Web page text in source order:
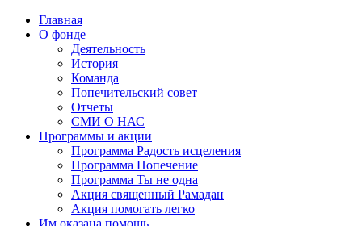
Главная
О фонде
Деятельность
История
Команда
Попечительский совет
Отчеты
СМИ О НАС
Программы и акции
Программа Радость исцеления
Программа Попечение
Программа Ты не одна
Акция священный Рамадан
Акция помогать легко
Им оказана помощь